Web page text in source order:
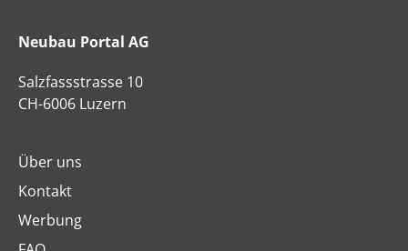
Neubau Portal AG
Salzfassstrasse 10
CH-6006 Luzern
Über uns
Kontakt
Werbung